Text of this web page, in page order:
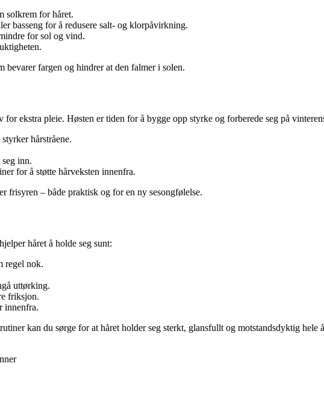
solkrem for håret.
basseng for å redusere salt- og klorpåvirkning.
for sol og vind.
bevarer fargen og hindrer at den falmer i solen.
ekstra pleie. Høsten er tiden for å bygge opp styrke og forberede seg på
hårstråene.
inn.
for å støtte hårveksten innenfra.
frisyren – både praktisk og for en ny sesongfølelse.
håret å holde seg sunt:
regel nok.
uttørking.
friksjon.
innenfra.
kan du sørge for at håret holder seg sterkt, glansfullt og motstandsdyktig hele